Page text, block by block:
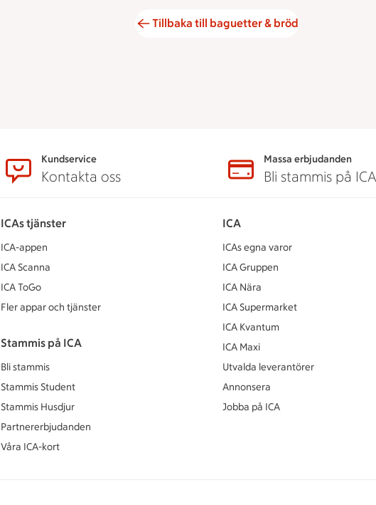
Tillbaka till baguetter & bröd
Kundservice
Kontakta oss
Massa erbjudanden
Bli stammis på ICA
ICAs tjänster
ICA-appen
ICA Scanna
ICA ToGo
Fler appar och tjänster
Stammis på ICA
Bli stammis
Stammis Student
Stammis Husdjur
Partnererbjudanden
Våra ICA-kort
ICA
ICAs egna varor
ICA Gruppen
ICA Nära
ICA Supermarket
ICA Kvantum
ICA Maxi
Utvalda leverantörer
Annonsera
Jobba på ICA